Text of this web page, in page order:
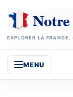
EXPLORER LA FRANCE,
MENU